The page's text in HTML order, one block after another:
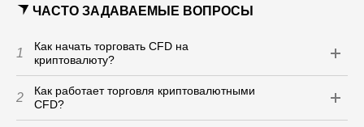
ЧАСТО ЗАДАВАЕМЫЕ ВОПРОСЫ
1
Как начать торговать CFD на
криптовалюту?
2
Как работает торговля криптовалютными
CFD?